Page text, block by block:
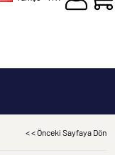
< < Önceki Sayfaya Dön